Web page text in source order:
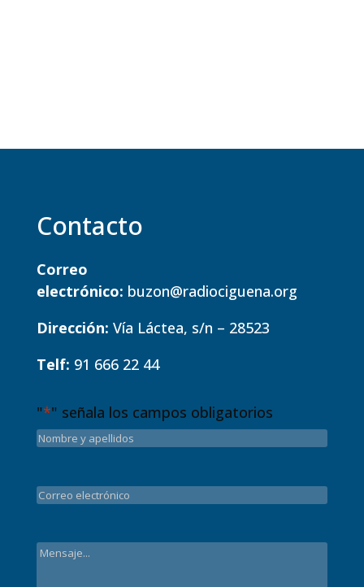
Contacto
Correo
electrónico: buzon@radiociguena.org
Dirección: Vía Láctea, s/n – 28523
Telf: 91 666 22 44
"*" señala los campos obligatorios